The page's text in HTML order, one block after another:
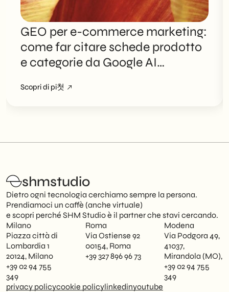
GEO per e-commerce marketing:
come far citare schede prodotto
e categorie da Google AI
Scopri di pi첫
shmstudio
Dietro ogni tecnologia cerchiamo sempre la persona.
Prendiamoci un caffè (anche virtuale)
e scopri perché SHM Studio è il partner che stavi cercando.
Milano
Piazza città di
Lombardia 1
20124, Milano
+39 02 94 755
349
Roma
Via Ostiense 92
00154, Roma
+39 327 896 96 73
Modena
Via Podgora 49,
41037,
Mirandola (MO),
+39 02 94 755
349
privacy policycookie policylinkedinyoutube